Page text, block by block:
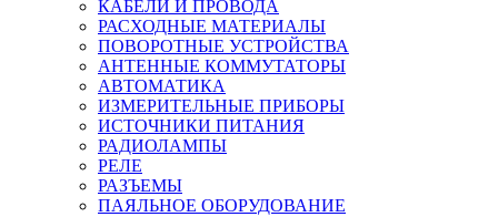
КАБЕЛИ И ПРОВОДА
РАСХОДНЫЕ МАТЕРИАЛЫ
ПОВОРОТНЫЕ УСТРОЙСТВА
АНТЕННЫЕ КОММУТАТОРЫ
АВТОМАТИКА
ИЗМЕРИТЕЛЬНЫЕ ПРИБОРЫ
ИСТОЧНИКИ ПИТАНИЯ
РАДИОЛАМПЫ
РЕЛЕ
РАЗЪЕМЫ
ПАЯЛЬНОЕ ОБОРУДОВАНИЕ